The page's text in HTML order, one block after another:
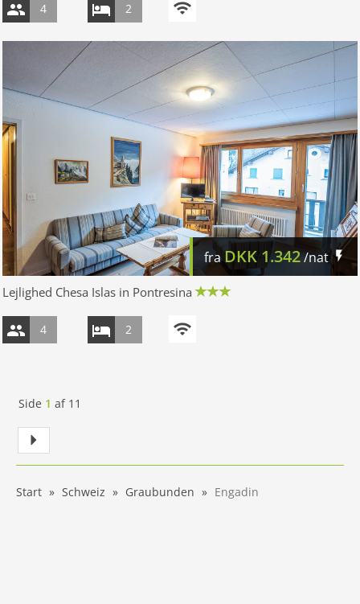
4 2
fraDKK 1.342/nat
Lejlighed Chesa Islas in Pontresina
4 2
Side 1 af 11
Start Schweiz Graubunden Engadin